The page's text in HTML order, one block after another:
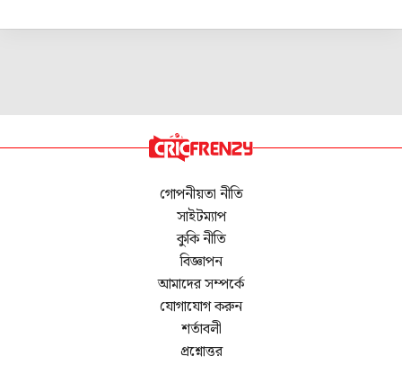
গোপনীয়তা নীতি
সাইটম্যাপ
কুকি নীতি
বিজ্ঞাপন
আমাদের সম্পর্কে
যোগাযোগ করুন
শর্তাবলী
প্রশ্নোত্তর